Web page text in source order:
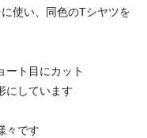
使い、同色のTシヤツを
ート目にカット
にしています
々です